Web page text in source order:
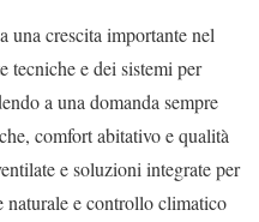
crescita importante nel
tecniche e dei sistemi per
a una domanda sempre
comfort abitativo e qualità
e soluzioni integrate per
naturale e controllo climatico